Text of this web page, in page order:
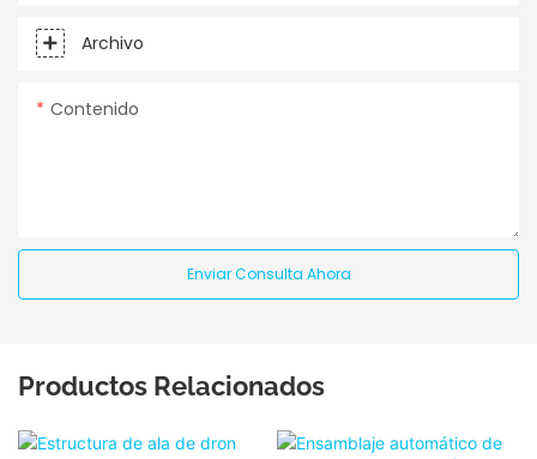
Archivo
Contenido
Enviar Consulta Ahora
Productos Relacionados